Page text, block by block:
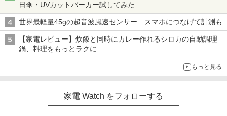
日傘・UVカットパーカー試してみた
世界最軽量45gの超音波風速センサー スマホにつなげて計測も
【家電レビュー】炊飯と同時にカレー作れるシロカの自動調理
鍋、料理をもっとラクに
もっと見る
家電 Watch をフォローする